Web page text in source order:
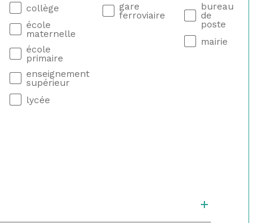
collège
école
maternelle
école
primaire
enseignement
supérieur
lycée
gare
ferroviaire
bureau
de
poste
mairie